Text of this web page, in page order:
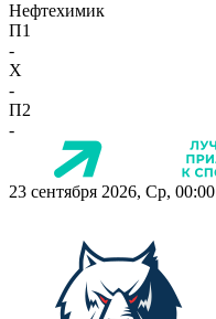
Нефтехимик
П1
-
X
-
П2
-
23 сентября 2026, Ср, 00:00